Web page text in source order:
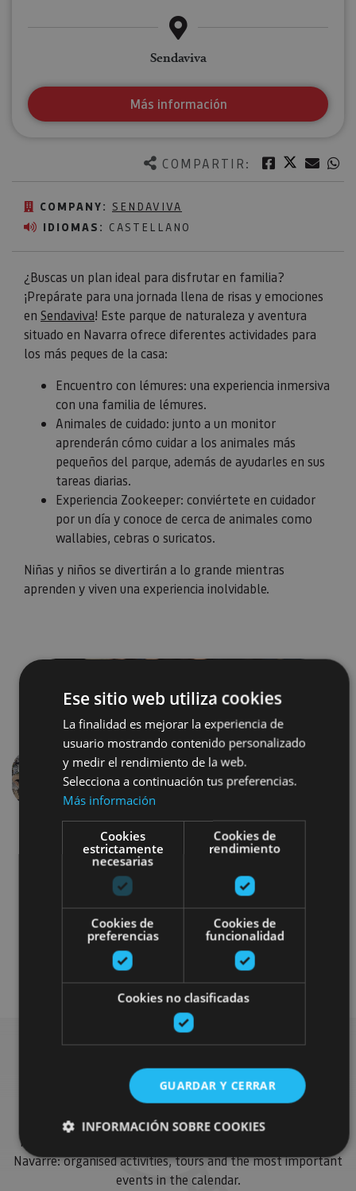
COMPARTIR: Facebook
Twitter
COMPANY: SENDAVIVA
IDIOMAS: CASTELLANO
¿Buscas un plan ideal para disfrutar en familia?
¡Prepárate para una jornada llena de risas y emociones
en Sendaviva! Este parque de naturaleza y aventura
situado en Navarra ofrece diferentes actividades para
los más peques de la casa:
Encuentro con lémures: una experiencia inmersiva
con una familia de lémures.
Animales de cuidado: junto a un monitor
aprenderán cómo cuidar a los animales más
pequeños del parque, además de ayudarles en sus
tareas diarias.
Experiencia Zookeeper: conviértete en cuidador
por un día y conoce de cerca de animales como
wallabies, cebras o suricatos.
Niñas y niños se divertirán a lo grande mientras
aprenden y viven una experiencia inolvidable.
Sendaviva
Más información
Previous
Parques de aventura
Accesibilidad física
Find more plans
Find more plans and suggestions to round off your trip in
Navarre: organised activities, tours and the most important
events in the calendar.
Ese sitio web utiliza cookies
La finalidad es mejorar la experiencia de
usuario mostrando contenido personalizado
y medir el rendimiento de la web.
Selecciona a continuación tus preferencias.
Más información
Cookies
estrictamente
necesarias
Cookies de
rendimiento
Cookies de
preferencias
Cookies de
funcionalidad
Cookies no clasificadas
GUARDAR Y CERRAR
INFORMACIÓN SOBRE COOKIES